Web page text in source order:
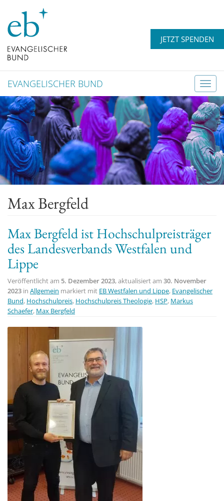
JETZT SPENDEN
T
o
g
g
l
e
n
a
v
t
EVANGELISCHER BUND
Max Bergfeld
Max Bergfeld ist Hochschulpreisträger
des Landesverbands Westfalen und
Lippe
Veröffentlicht am 5. Dezember 2023, aktualisiert am 30. November
2023 in Allgemein markiert mit EB Westfalen und Lippe, Evangelischer
Bund, Hochschulpreis, Hochschulpreis Theologie, HSP, Markus
Schaefer, Max Bergfeld